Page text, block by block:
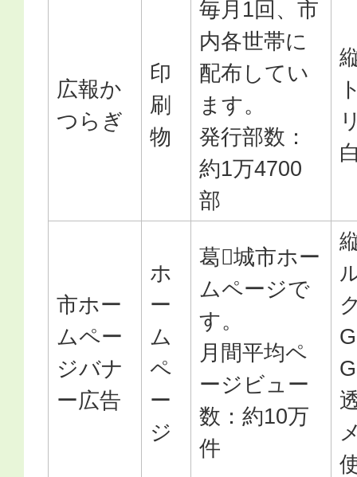
広報か
つらぎ
印
刷
物
毎月1回、市
内各世帯に
配布してい
ます。
発行部数：
約1万4700
部
市ホー
ムペー
ジバナ
ー広告
ホ
ー
ム
ペ
ー
ジ
葛𠄀城市ホー
ムページで
す。
月間平均ペ
ージビュー
数：約10万
件